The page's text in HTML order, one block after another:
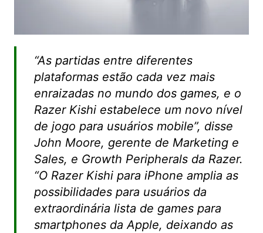
“As partidas entre diferentes
plataformas estão cada vez mais
enraizadas no mundo dos games, e o
Razer Kishi estabelece um novo nível
de jogo para usuários mobile”, disse
John Moore, gerente de Marketing e
Sales, e Growth Peripherals da Razer.
“O Razer Kishi para iPhone amplia as
possibilidades para usuários da
extraordinária lista de games para
smartphones da Apple, deixando as